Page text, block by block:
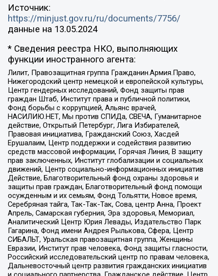
Источник:
https://minjust.gov.ru/ru/documents/7756/
данные на 13.05.2024
* Сведения реестра НКО, выполняющих
функции иностранного агента:
Лилит, Правозащитная группа Гражданин.Армия.Право,
Нижегородский центр немецкой и европейской культуры,
Центр гендерных исследований, Фонд защиты прав
граждан Штаб, Институт права и публичной политики,
Фонд борьбы с коррупцией, Альянс врачей,
НАСИЛИЮ.НЕТ, Мы против СПИДа, СВЕЧА, Гуманитарное
действие, Открытый Петербург, Лига Избирателей,
Правовая инициатива, Гражданский Союз, Хасдей
Ерушалаим, Центр поддержки и содействия развитию
средств массовой информации, Горячая Линия, В защиту
прав заключенных, Институт глобализации и социальных
движений, Центр социально-информационных инициатив
Действие, Благотворительный фонд охраны здоровья и
защиты прав граждан, Благотворительный фонд помощи
осужденным и их семьям, Фонд Тольятти, Новое время,
Серебряная тайга, Так-Так-Так, Сова, центр Анна, Проект
Апрель, Самарская губерния, Эра здоровья, Мемориал,
Аналитический Центр Юрия Левады, Издательство Парк
Гагарина, Фонд имени Андрея Рылькова, Сфера, Центр
СИБАЛЬТ, Уральская правозащитная группа, Женщины
Евразии, Институт прав человека, Фонд защиты гласности,
Российский исследовательский центр по правам человека,
Дальневосточный центр развития гражданских инициатив